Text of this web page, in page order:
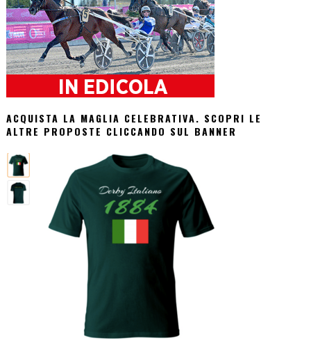
ACQUISTA LA MAGLIA CELEBRATIVA. SCOPRI LE
ALTRE PROPOSTE CLICCANDO SUL BANNER